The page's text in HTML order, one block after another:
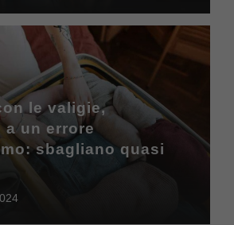
le valigie,
a un errore
sbagliano quasi